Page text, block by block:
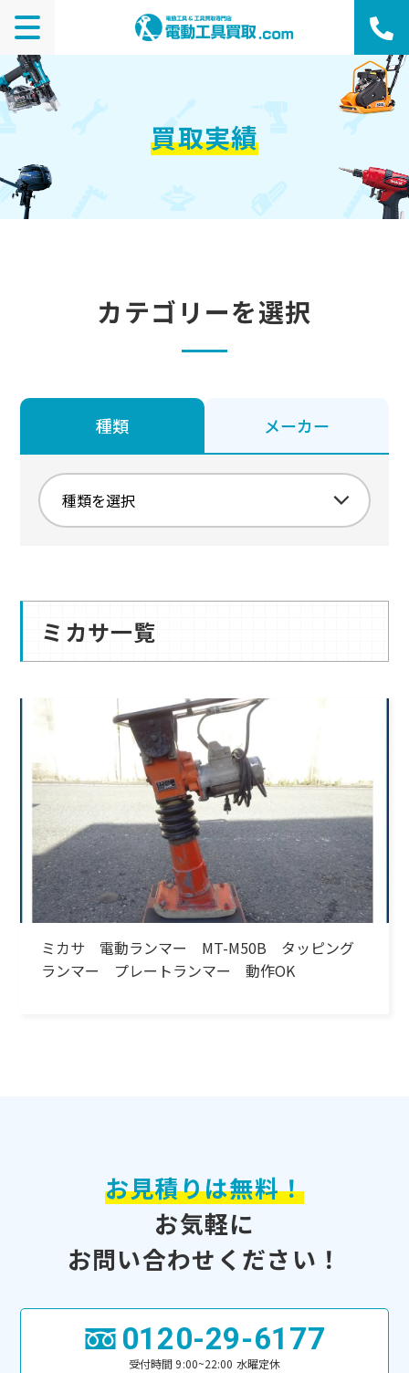
買取実績
カテゴリーを選択
種類 メーカー
ミカサ一覧
ミカサ 電動ランマー MT-M50B タッピング
ランマー プレートランマー 動作OK
お見積りは無料！
お気軽に
お問い合わせください！
0120-29-6177
受付時間 9:00~22:00 水曜定休